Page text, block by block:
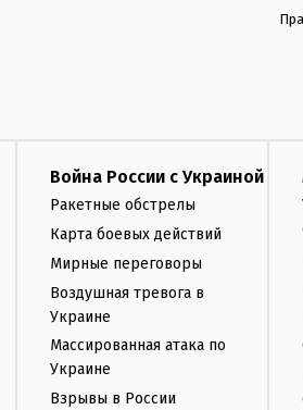
Война России с Украиной
Ракетные обстрелы
Карта боевых действий
Мирные переговоры
Воздушная тревога в
Украине
Массированная атака по
Украине
Взрывы в России